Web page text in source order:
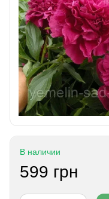
В наличии
599 грн